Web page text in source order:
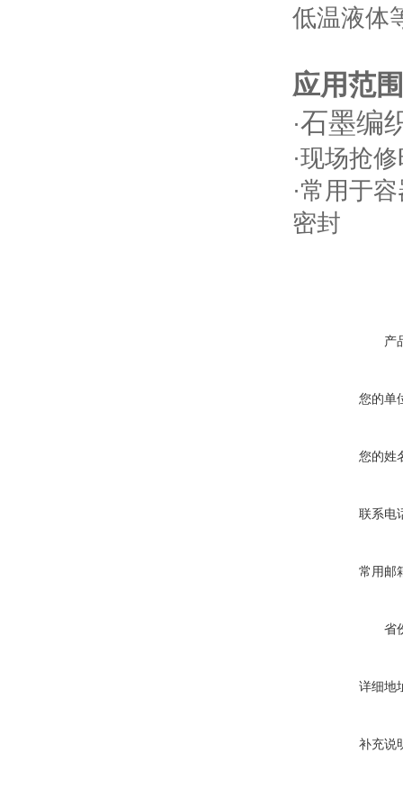
低温液体
应用范
·石墨编
·现场抢
·常用于
密封
产
您的单
您的姓
联系电
常用邮
省
详细地
补充说